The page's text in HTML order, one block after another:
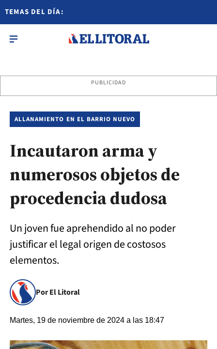
TEMAS DEL DÍA:
PUBLICIDAD
ALLANAMIENTO EN EL BARRIO NUEVO
Incautaron arma y
numerosos objetos de
procedencia dudosa
Un joven fue aprehendido al no poder
justificar el legal origen de costosos
elementos.
Por El Litoral
Martes, 19 de noviembre de 2024 a las 18:47